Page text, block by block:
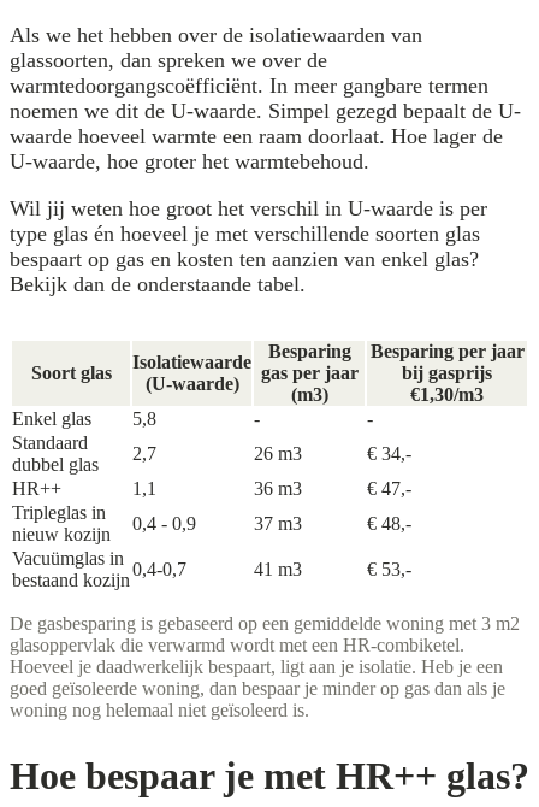
Als we het hebben over de isolatiewaarden van
glassoorten, dan spreken we over de
warmtedoorgangscoëfficiënt. In meer gangbare termen
noemen we dit de U-waarde. Simpel gezegd bepaalt de U-
waarde hoeveel warmte een raam doorlaat. Hoe lager de
U-waarde, hoe groter het warmtebehoud.
Wil jij weten hoe groot het verschil in U-waarde is per
type glas én hoeveel je met verschillende soorten glas
bespaart op gas en kosten ten aanzien van enkel glas?
Bekijk dan de onderstaande tabel.
Soort glas
Isolatiewaarde
(U-waarde)
Besparing
gas per jaar
(m3)
Besparing per jaar
bij gasprijs
€1,30/m3
Enkel glas
5,8 -
-
Standaard
dubbel glas
2,7 26 m3
€ 34,-
HR++
1,1 36 m3
€ 47,-
Tripleglas in
nieuw kozijn
0,4 - 0,9 37 m3
€ 48,-
Vacuümglas in
bestaand kozijn
0,4-0,7 41 m3 € 53,-
De gasbesparing is gebaseerd op een gemiddelde woning met 3 m2
glasoppervlak die verwarmd wordt met een HR-combiketel.
Hoeveel je daadwerkelijk bespaart, ligt aan je isolatie. Heb je een
goed geïsoleerde woning, dan bespaar je minder op gas dan als je
woning nog helemaal niet geïsoleerd is.
Hoe bespaar je met HR++ glas?